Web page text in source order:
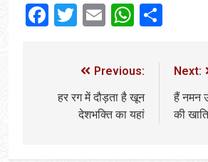
Facebook
Twitter
Email
Previous:
हर रग में दौड़ता है खून
देशभक्ति का यहां
Next:
हैं नमन
की